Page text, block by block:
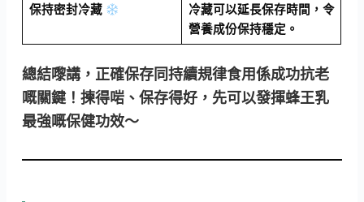
保持密封冷藏
冷藏可以延長保存時間，令
營養成份保持穩定。
總結嚟講， 正確保存同持續規律食用係成功抗老
嘅關鍵！揀得啱、保存得好，先可以發揮蜂王乳
最強嘅保健功效～